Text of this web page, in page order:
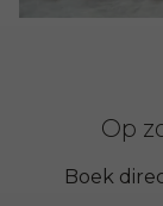
Op
Boek